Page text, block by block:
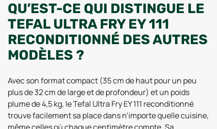
QU’EST-CE QUI DISTINGUE LE
TEFAL ULTRA FRY EY 111
RECONDITIONNÉ DES AUTRES
MODÈLES ?
Avec son format compact (35 cm de haut pour un peu
plus de 32 cm de large et de profondeur) et un poids
plume de 4,5 kg, le Tefal Ultra Fry EY 111 reconditionné
trouve facilement sa place dans n’importe quelle cuisine,